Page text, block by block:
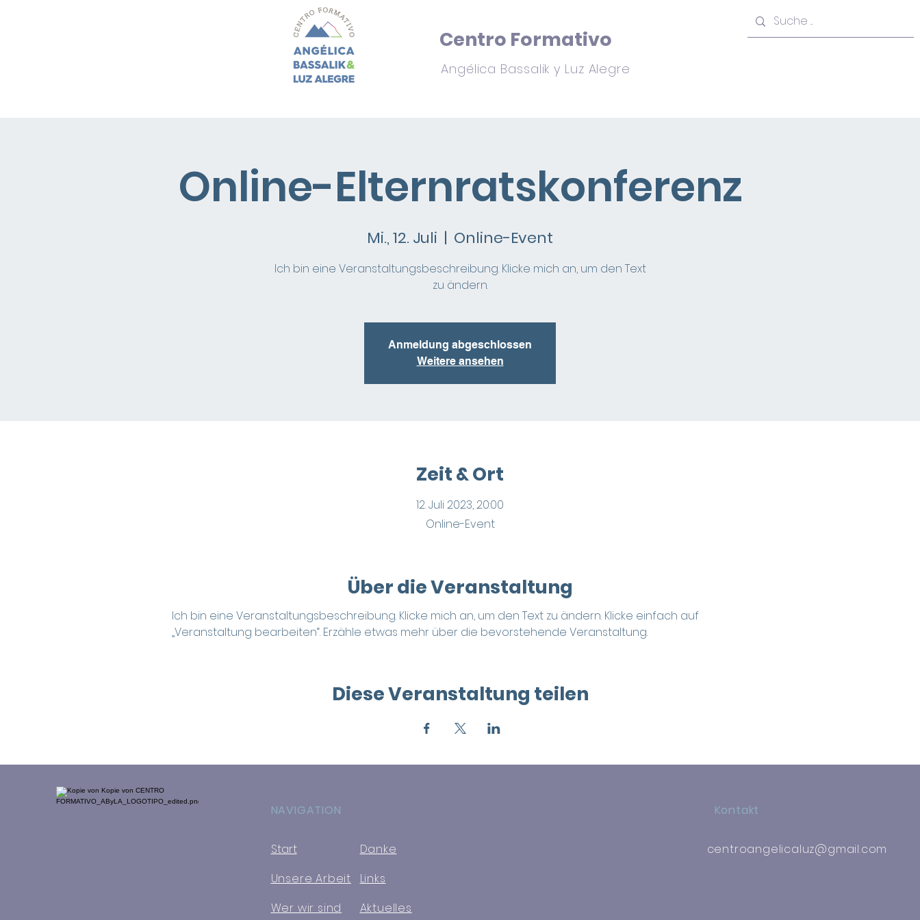
Centro Formativo
Angélica Bassalik y Luz Alegre
Online-Elternratskonferenz
Mi., 12. Juli
  |
Online-Event
Ich bin eine Veranstaltungsbeschreibung. Klicke mich an, um den Text
zu ändern.
Anmeldung abgeschlossen
Weitere ansehen
Zeit & Ort
12. Juli 2023, 20:00
Online-Event
Über die Veranstaltung
Ich bin eine Veranstaltungsbeschreibung. Klicke mich an, um den Text zu ändern. Klicke einfach auf
„Veranstaltung bearbeiten“. Erzähle etwas mehr über die bevorstehende Veranstaltung.
Diese Veranstaltung teilen
NAVIGATION
Start
Unsere Arbeit
Wer wir sind
Danke
Links
Aktuelles
Kontakt
centroangelicaluz@gmail.com